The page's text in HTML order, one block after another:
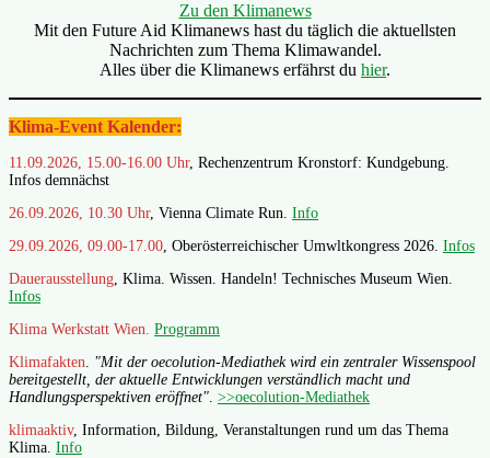
Zu den Klimanews
Mit den Future Aid Klimanews hast du täglich die aktuellsten
Nachrichten zum Thema Klimawandel.
Alles über die Klimanews erfährst du hier.
Klima-Event Kalender:
11.09.2026, 15.00-16.00 Uhr, Rechenzentrum Kronstorf: Kundgebung.
Infos demnächst
26.09.2026, 10.30 Uhr, Vienna Climate Run. Info
29.09.2026, 09.00-17.00, Oberösterreichischer Umwltkongress 2026. Infos
Dauerausstellung, Klima. Wissen. Handeln! Technisches Museum Wien.
Infos
Klima Werkstatt Wien. Programm
Klimafakten. "Mit der oecolution-Mediathek wird ein zentraler Wissenspool
bereitgestellt, der aktuelle Entwicklungen verständlich macht und
Handlungsperspektiven eröffnet". >>oecolution-Mediathek
klimaaktiv, Information, Bildung, Veranstaltungen rund um das Thema
Klima. Info